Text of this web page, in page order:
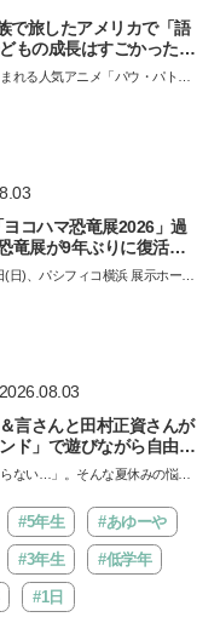
で旅したアメリカで「語
もの成長はすごかった」
パウ・パトロール ザ・ダ
てほしい
れる人気アニメ「パウ・パトロ
ヨコハマ恐竜展2026」過
竜展が9年ぶりに復活！
しむポイントを完全ガイ
日)、パシフィコ横浜 展示ホール
2026.08.03
言さんと田村正資さんが
ド」で遊びながら自由研
ントが開催
ない…」。そんな夏休みの悩み
#5年生 #あゆーや
#3年生 #低学年
#1日